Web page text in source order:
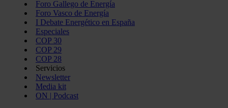
Foro Gallego de Energía
Foro Vasco de Energía
I Debate Energético en España
Especiales
COP 30
COP 29
COP 28
Servicios
Newsletter
Media kit
ON | Podcast